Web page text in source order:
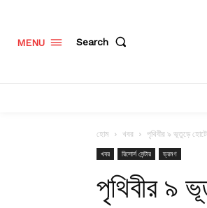
MENU Search
হোম খবর পৃথিবীর ৯ ভূতুড়ে
খবর রিসোর্স সেন্টার ভ্রমণ
পৃথিবীর ৯